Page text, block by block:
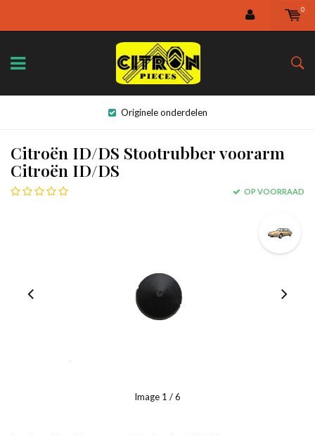
0
Originele onderdelen
Citroën ID/DS Stootrubber voorarm
Citroën ID/DS
OP VOORRAAD
Image 1 / 6